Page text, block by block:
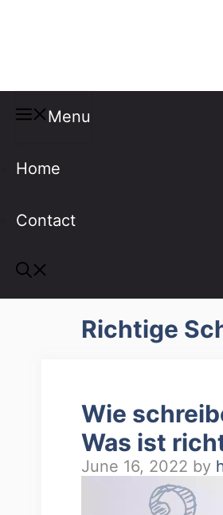
Menu
Home
Contact
Richtige
Wie
Was ist
June 16, 2022 by